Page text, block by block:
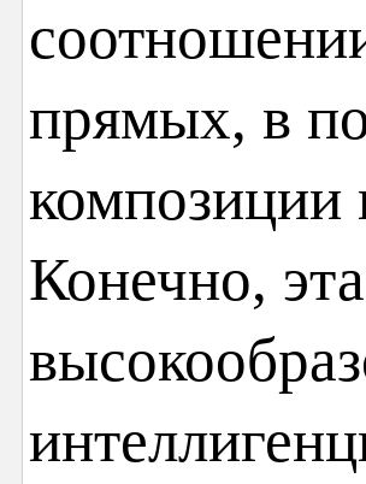
прямых, в
композиции
Конечно,